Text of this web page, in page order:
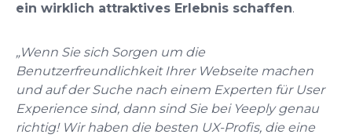
ein wirklich attraktives Erlebnis schaffen.
„Wenn Sie sich Sorgen um die
Benutzerfreundlichkeit Ihrer Webseite machen
und auf der Suche nach einem Experten für User
Experience sind, dann sind Sie bei Yeeply genau
richtig! Wir haben die besten UX-Profis, die eine